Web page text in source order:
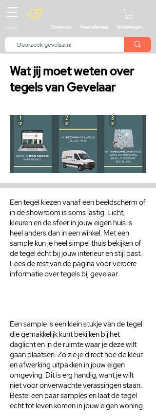
menu Showroom Maak afspraak Winkelwagen
Wat jij moet weten over
tegels van Gevelaar
Een tegel kiezen vanaf een beeldscherm of
in de showroom is soms lastig. Licht,
kleuren en de sfeer in jouw eigen huis is
heel anders dan in een winkel. Met een
sample kun je heel simpel thuis bekijken of
de tegel écht bij jouw interieur en stijl past.
Lees de rest van de pagina voor verdere
informatie over tegels bij gevelaar.
Een sample is een klein stukje van de tegel
die gemakkelijk kunt bekijken bij het
daglicht en in de ruimte waar je deze wilt
gaan plaatsen. Zo zie je direct hoe de kleur
en afwerking uitpakken in jouw eigen
omgeving. Dit is erg handig, want je wilt
niet voor onverwachte verassingen staan.
Bestel een paar samples en laat de tegel
echt tot leven komen in jouw eigen woning.